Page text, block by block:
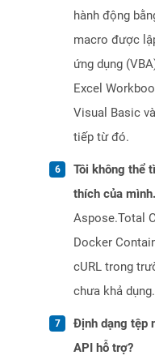
hành động
macro được
ứng dụng
Excel
Visual Basic
tiếp từ đó.
Tôi không thể
thích của
Aspose.Total
Docker
cURL trong
chưa khả dụng.
Định dạng tệp
API hỗ trợ?